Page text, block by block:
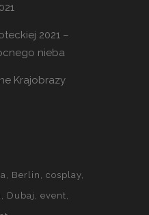
2021 –
nieba
Krajobrazy
Berlin
cosplay
Dubaj
event